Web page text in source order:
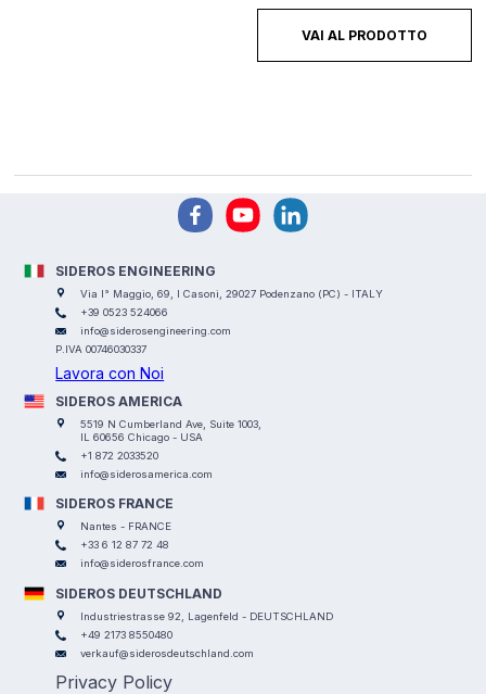
VAI AL PRODOTTO
SIDEROS ENGINEERING
Via I° Maggio, 69, I Casoni, 29027 Podenzano (PC) - ITALY
+39 0523 524066
info@siderosengineering.com
P.IVA 00746030337
Lavora con Noi
SIDEROS AMERICA
5519 N Cumberland Ave, Suite 1003,
IL 60656 Chicago - USA
+1 872 2033520
info@siderosamerica.com
SIDEROS FRANCE
Nantes - FRANCE
+33 6 12 87 72 48
info@siderosfrance.com
SIDEROS DEUTSCHLAND
Industriestrasse 92, Lagenfeld - DEUTSCHLAND
+49 2173 8550480
verkauf@siderosdeutschland.com
Privacy Policy